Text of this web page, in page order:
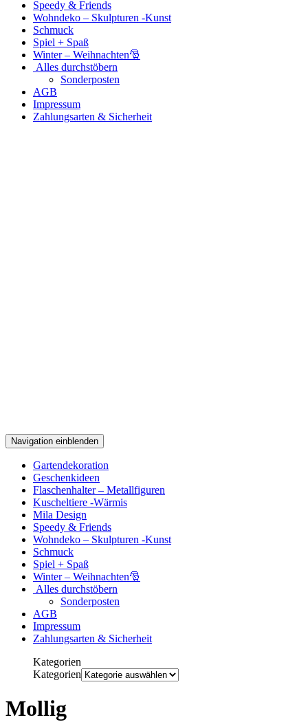
Speedy & Friends
Wohndeko – Skulpturen -Kunst
Schmuck
Spiel + Spaß
Winter – Weihnachten🎅
Alles durchstöbern
Sonderposten
AGB
Impressum
Zahlungsarten & Sicherheit
Navigation einblenden
Gartendekoration
Geschenkideen
Flaschenhalter – Metallfiguren
Kuscheltiere -Wärmis
Mila Design
Speedy & Friends
Wohndeko – Skulpturen -Kunst
Schmuck
Spiel + Spaß
Winter – Weihnachten🎅
Alles durchstöbern
Sonderposten
AGB
Impressum
Zahlungsarten & Sicherheit
Kategorien
Kategorien
Mollig